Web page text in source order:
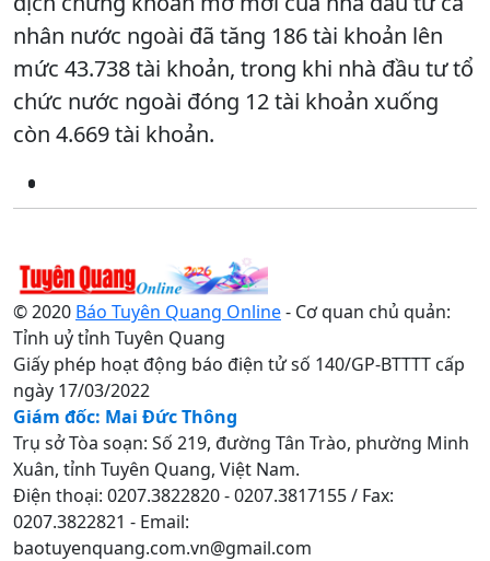
nhân nước ngoài đã tăng 186 tài khoản lên
mức 43.738 tài khoản, trong khi nhà đầu tư tổ
chức nước ngoài đóng 12 tài khoản xuống
còn 4.669 tài khoản.
© 2020 Báo Tuyên Quang Online- Cơ quan chủ quản:
Tỉnh uỷ tỉnh Tuyên Quang
Giấy phép hoạt động báo điện tử số 140/GP-BTTTT cấp
ngày 17/03/2022
Giám đốc: Mai Đức Thông
Trụ sở Tòa soạn: Số 219, đường Tân Trào, phường Minh
Xuân, tỉnh Tuyên Quang, Việt Nam.
Điện thoại: 0207.3822820 - 0207.3817155 / Fax:
0207.3822821 - Email:
baotuyenquang.com.vn@gmail.com